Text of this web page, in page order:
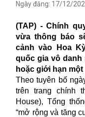
Ngày đăng: 17/12/
(TAP) - Chính
vừa thông báo
cảnh vào Hoa
quốc gia vô danh
hoặc giới hạn một
Theo tuyên bố
trên trang chính
House), Tổng
“mở rộng và tăng